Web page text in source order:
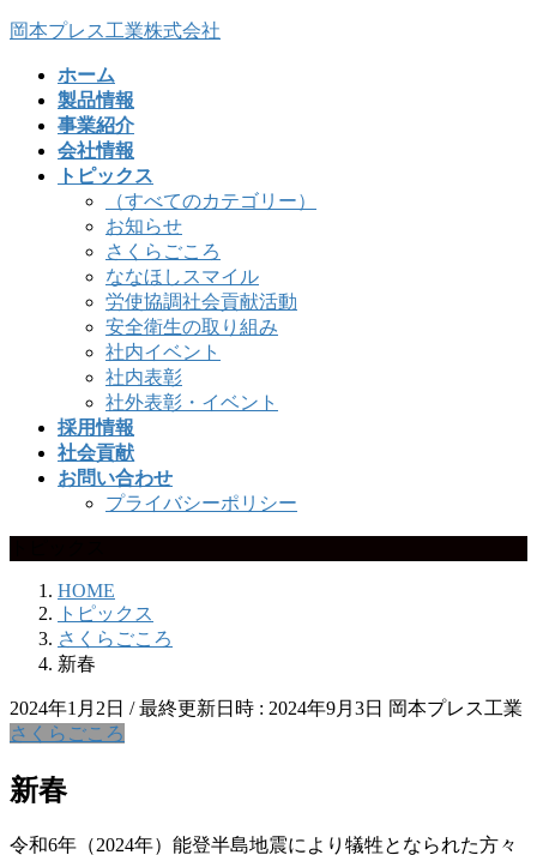
コ
ナ
岡本プレス工業株式会社
ホーム
製品情報
事業紹介
会社情報
トピックス
（すべてのカテゴリー）
お知らせ
さくらごころ
ななほしスマイル
労使協調社会貢献活動
安全衛生の取り組み
社内イベント
社内表彰
社外表彰・イベント
採用情報
社会貢献
お問い合わせ
プライバシーポリシー
HOME
トピックス
さくらごころ
新春
2024年1月2日 / 最終更新日時 : 2024年9月3日 岡本プレス工業
さくらごころ
新春
令和6年（2024年）能登半島地震により犠牲となられた方々